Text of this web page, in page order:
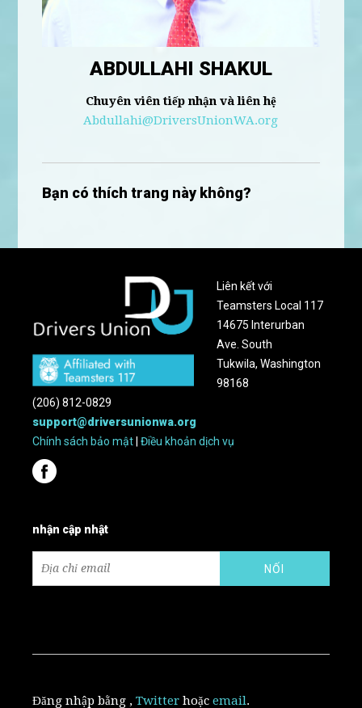
ABDULLAHI SHAKUL
Chuyên viên tiếp nhận và liên hệ
Abdullahi@DriversUnionWA.org
Bạn có thích trang này không?
Liên kết với
Teamsters Local 117
14675 Interurban
Ave. South
Tukwila, Washington
98168
(206) 812-0829
support@driversunionwa.org
Chính sách bảo mật |Điều khoản dịch vụ
nhận cập nhật
Đăng nhập bằng ,Twitter hoặcemail.